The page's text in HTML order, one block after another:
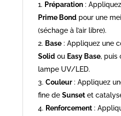
Préparation: Appliquez
Prime Bondpour une
(séchage à l’air libre).
Base: Appliquez une
Solidou Easy Base, puis
lampe UV/LED.
Couleur: Appliquez
fine de Sunsetet
Renforcement: